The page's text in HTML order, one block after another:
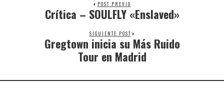
POST PREVIO
Crítica – SOULFLY «Enslaved»
SIGUIENTE POST
Gregtown inicia su Más Ruido
Tour en Madrid